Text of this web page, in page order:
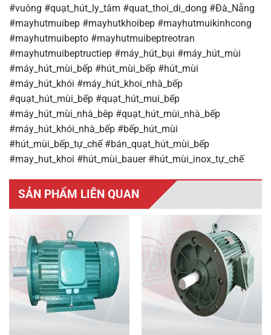
#vuông #quạt_hút_ly_tâm #quat_thoi_di_dong #Đà_Nẵng
#mayhutmuibep #mayhutkhoibep #mayhutmuikinhcong
#mayhutmuibepto #mayhutmuibeptreotran
#mayhutmuibeptructiep #máy_hút_bụi #máy_hút_mùi
#máy_hút_mùi_bếp #hút_mùi_bếp #hút_mùi
#máy_hút_khói #máy_hút_khoi_nhà_bếp
#quạt_hút_mùi_bếp #quạt_hút_mui_bếp
#máy_hút_mùi_nhà_bêp #quạt_hút_mùi_nhà_bếp
#máy_hút_khói_nhà_bếp #bếp_hút_mùi
#hút_mùi_bếp_tự_chế #bán_quạt_hút_mùi_bếp
#may_hut_khoi #hút_mùi_bauer #hút_mùi_inox_tự_chế
SẢN PHẨM LIÊN QUAN